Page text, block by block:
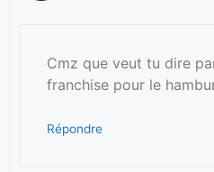
Cmz que veut tu dire
franchise pour le
Répondre